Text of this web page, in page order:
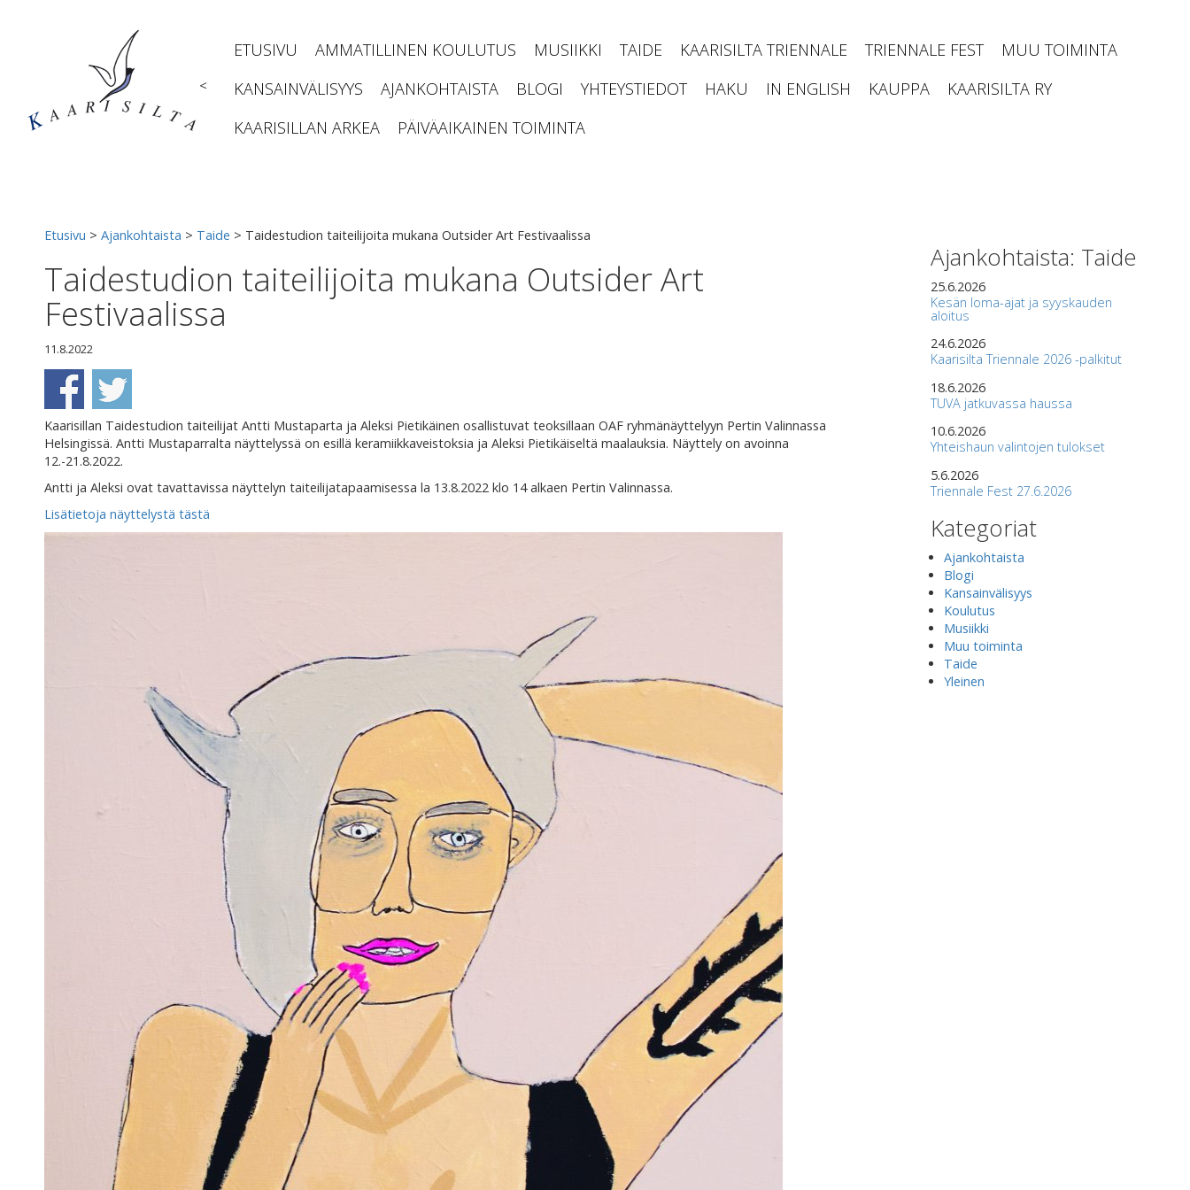
<
ETUSIVU AMMATILLINEN KOULUTUS MUSIIKKI TAIDE KAARISILTA TRIENNALE TRIENNALE FEST
MUU TOIMINTA
KANSAINVÄLISYYS
AJANKOHTAISTA BLOGI YHTEYSTIEDOT HAKU IN ENGLISH KAUPPA
KAARISILTA RY
KAARISILLAN ARKEA
PÄIVÄAIKAINEN TOIMINTA
Etusivu > Ajankohtaista > Taide > Taidestudion taiteilijoita mukana Outsider Art Festivaalissa
Taidestudion taiteilijoita mukana Outsider Art
Festivaalissa
11.8.2022
Kaarisillan Taidestudion taiteilijat Antti Mustaparta ja Aleksi Pietikäinen osallistuvat teoksillaan OAF ryhmänäyttelyyn Pertin Valinnassa
Helsingissä. Antti Mustaparralta näyttelyssä on esillä keramiikkaveistoksia ja Aleksi Pietikäiseltä maalauksia. Näyttely on avoinna
12.-21.8.2022.
Antti ja Aleksi ovat tavattavissa näyttelyn taiteilijatapaamisessa la 13.8.2022 klo 14 alkaen Pertin Valinnassa.
Lisätietoja näyttelystä tästä
Ajankohtaista: Taide
25.6.2026
Kesän loma-ajat ja syyskauden
aloitus
24.6.2026
Kaarisilta Triennale 2026 -palkitut
18.6.2026
TUVA jatkuvassa haussa
10.6.2026
Yhteishaun valintojen tulokset
5.6.2026
Triennale Fest 27.6.2026
Kategoriat
Ajankohtaista
Blogi
Kansainvälisyys
Koulutus
Musiikki
Muu toiminta
Taide
Yleinen